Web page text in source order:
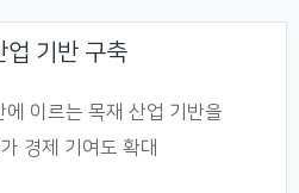
업 기반 구축
이르는 목재 산업 기반을
경제 기여도 확대